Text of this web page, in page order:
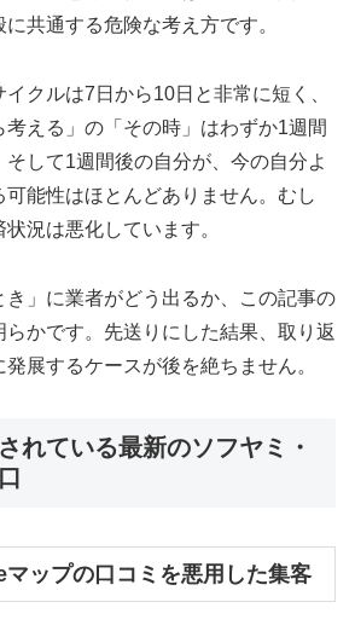
共通する危険な考え方です。
クルは7日から10日と非常に短く、
考える」の「その時」はわずか1週間
して1週間後の自分が、今の自分よ
可能性はほとんどありません。むし
況は悪化しています。
き」に業者がどう出るか、この記事の
かです。先送りにした結果、取り返
展するケースが後を絶ちません。
れている最新のソフヤミ・
ップの口コミを悪用した集客